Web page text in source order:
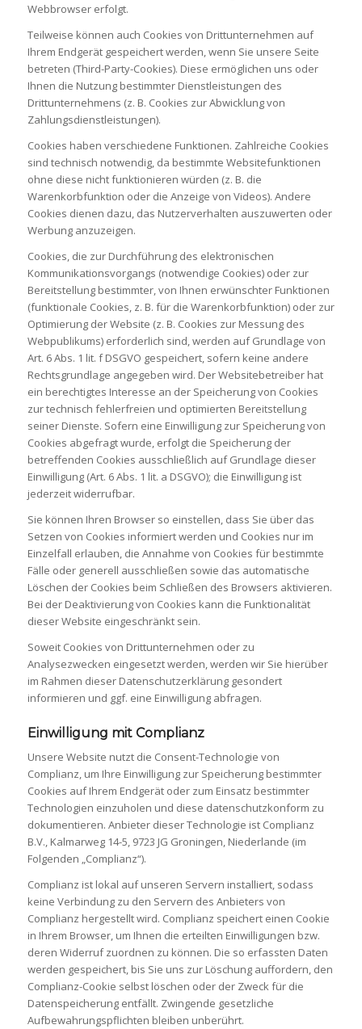
Webbrowser erfolgt.
Teilweise können auch Cookies von Drittunternehmen auf
Ihrem Endgerät gespeichert werden, wenn Sie unsere Seite
betreten (Third-Party-Cookies). Diese ermöglichen uns oder
Ihnen die Nutzung bestimmter Dienstleistungen des
Drittunternehmens (z. B. Cookies zur Abwicklung von
Zahlungsdienstleistungen).
Cookies haben verschiedene Funktionen. Zahlreiche Cookies
sind technisch notwendig, da bestimmte Websitefunktionen
ohne diese nicht funktionieren würden (z. B. die
Warenkorbfunktion oder die Anzeige von Videos). Andere
Cookies dienen dazu, das Nutzerverhalten auszuwerten oder
Werbung anzuzeigen.
Cookies, die zur Durchführung des elektronischen
Kommunikationsvorgangs (notwendige Cookies) oder zur
Bereitstellung bestimmter, von Ihnen erwünschter Funktionen
(funktionale Cookies, z. B. für die Warenkorbfunktion) oder zur
Optimierung der Website (z. B. Cookies zur Messung des
Webpublikums) erforderlich sind, werden auf Grundlage von
Art. 6 Abs. 1 lit. f DSGVO gespeichert, sofern keine andere
Rechtsgrundlage angegeben wird. Der Websitebetreiber hat
ein berechtigtes Interesse an der Speicherung von Cookies
zur technisch fehlerfreien und optimierten Bereitstellung
seiner Dienste. Sofern eine Einwilligung zur Speicherung von
Cookies abgefragt wurde, erfolgt die Speicherung der
betreffenden Cookies ausschließlich auf Grundlage dieser
Einwilligung (Art. 6 Abs. 1 lit. a DSGVO); die Einwilligung ist
jederzeit widerrufbar.
Sie können Ihren Browser so einstellen, dass Sie über das
Setzen von Cookies informiert werden und Cookies nur im
Einzelfall erlauben, die Annahme von Cookies für bestimmte
Fälle oder generell ausschließen sowie das automatische
Löschen der Cookies beim Schließen des Browsers aktivieren.
Bei der Deaktivierung von Cookies kann die Funktionalität
dieser Website eingeschränkt sein.
Soweit Cookies von Drittunternehmen oder zu
Analysezwecken eingesetzt werden, werden wir Sie hierüber
im Rahmen dieser Datenschutzerklärung gesondert
informieren und ggf. eine Einwilligung abfragen.
Einwilligung mit Complianz
Unsere Website nutzt die Consent-Technologie von
Complianz, um Ihre Einwilligung zur Speicherung bestimmter
Cookies auf Ihrem Endgerät oder zum Einsatz bestimmter
Technologien einzuholen und diese datenschutzkonform zu
dokumentieren. Anbieter dieser Technologie ist Complianz
B.V., Kalmarweg 14-5, 9723 JG Groningen, Niederlande (im
Folgenden „Complianz“).
Complianz ist lokal auf unseren Servern installiert, sodass
keine Verbindung zu den Servern des Anbieters von
Complianz hergestellt wird. Complianz speichert einen Cookie
in Ihrem Browser, um Ihnen die erteilten Einwilligungen bzw.
deren Widerruf zuordnen zu können. Die so erfassten Daten
werden gespeichert, bis Sie uns zur Löschung auffordern, den
Complianz-Cookie selbst löschen oder der Zweck für die
Datenspeicherung entfällt. Zwingende gesetzliche
Aufbewahrungspflichten bleiben unberührt.